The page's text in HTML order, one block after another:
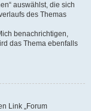
auswählst, die sich
des Themas
benachrichtigen,
das Thema ebenfalls
Link „Forum